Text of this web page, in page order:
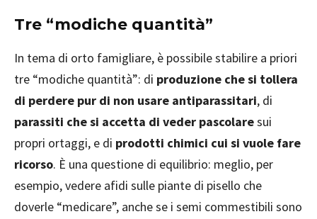
Tre “modiche quantità”
In tema di orto famigliare, è possibile stabilire a priori
tre “modiche quantità”: di produzione che si tollera
di perdere pur di non usare antiparassitari, di
parassiti che si accetta di veder pascolaresui
propri ortaggi, e di prodotti chimici cui si vuole fare
ricorso. È una questione di equilibrio: meglio, per
esempio, vedere afidi sulle piante di pisello che
doverle “medicare”, anche se i semi commestibili sono